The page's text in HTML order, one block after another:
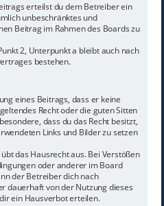
erteilst du dem Betreiber ein
unbeschränktes und
Beitrag im Rahmen des Boards zu
2, Unterpunkt a bleibt auch nach
bestehen.
eines Beitrags, dass er keine
Recht oder die guten Sitten
dass du das Recht besitzt,
Links und Bilder zu setzen
das Hausrecht aus. Bei Verstößen
oder anderer im Board
der Betreiber dich nach
dauerhaft von der Nutzung dieses
ein Hausverbot erteilen.